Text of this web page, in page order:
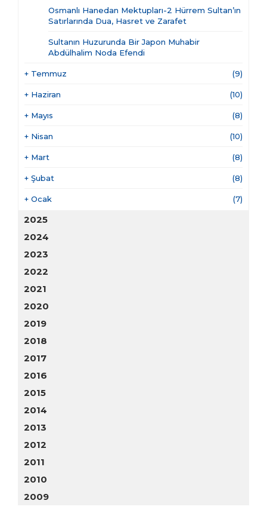
Osmanlı Hanedan Mektupları-2 Hürrem Sultan’ın
Satırlarında Dua, Hasret ve Zarafet
Sultanın Huzurunda Bir Japon Muhabir
Abdülhalim Noda Efendi
+ Temmuz (9)
+ Haziran (10)
+ Mayıs (8)
+ Nisan (10)
+ Mart (8)
+ Şubat (8)
+ Ocak (7)
2025
2024
2023
2022
2021
2020
2019
2018
2017
2016
2015
2014
2013
2012
2011
2010
2009